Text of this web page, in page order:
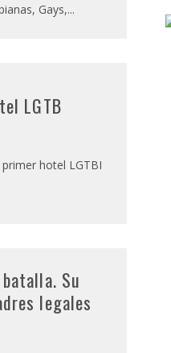
Gays,...
LGTB
hotel LGTBI
Su
legales